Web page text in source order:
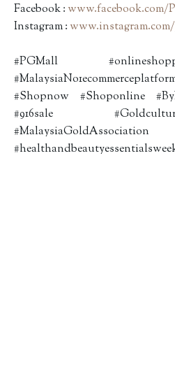
Facebook :
Instagram :
#PGMall
#Shopnow #Shoponline
#916sale